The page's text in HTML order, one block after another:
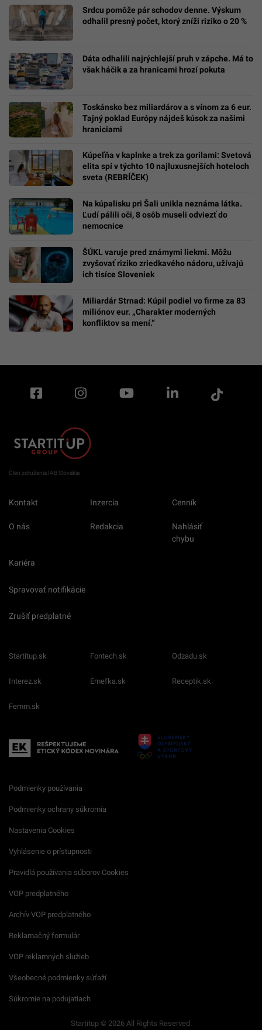
Srdcu pomôže pár schodov denne. Výskum
odhalil presný počet, ktorý zníži riziko o 20 %
Dáta odhalili najrýchlejší pruh v zápche. Má to
však háčik a za hranicami hrozí pokuta
Toskánsko bez miliardárov a s vínom za 6 eur.
Tajný poklad Európy nájdeš kúsok za našimi
hraniciami
Kúpeľňa v kaplnke a trek za gorilami: Svetová
elita spí v týchto 10 najluxusnejších hoteloch
sveta (REBRÍČEK)
Na kúpalisku pri Šali unikla neznáma látka.
Ľudí pálili oči, 8 osôb museli odviezť do
nemocnice
ŠÚKL varuje pred známymi liekmi. Môžu
zvyšovať riziko zriedkavého nádoru, užívajú
ich tisíce Sloveniek
Miliardár Strnad: Kúpil podiel vo firme za 83
miliónov eur. „Charakter moderných
konfliktov sa mení.“
Člen združenia IAB Slovakia
Kontakt Inzercia Cenník
O nás Redakcia
Nahlásiť
chybu
Kariéra
Spravovať notifikácie
Zrušiť predplatné
Startitup.sk Fontech.sk Odzadu.sk
Interez.sk Emefka.sk Receptik.sk
Femm.sk
Podmienky používania
Podmienky ochrany súkromia
Nastavenia Cookies
Vyhlásenie o prístupnosti
Pravidlá používania súborov Cookies
VOP predplatného
Archív VOP predplatného
Reklamačný formulár
VOP reklamných služieb
Všeobecné podmienky súťaží
Súkromie na podujatiach
Startitup © 2026 All Rights Reserved.